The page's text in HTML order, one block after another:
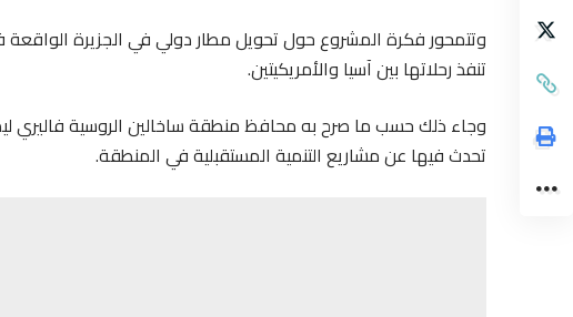
وتتمحور فكرة المشروع حول تحويل مطار دولي في الجزيرة
تنفذ رحلاتها بين آسيا والأمريكيتين.
تحدث فيها عن مشاريع التنمية المستقبلية في المنطقة.